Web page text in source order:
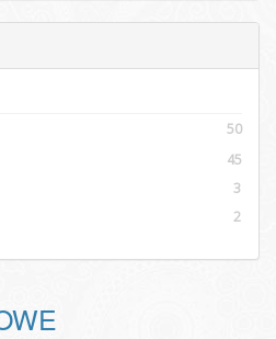
50
45
3
2